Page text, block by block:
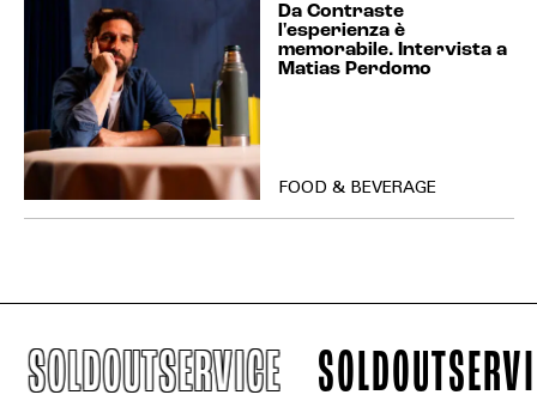
Da Contraste
l'esperienza è
memorabile. Intervista a
Matias Perdomo
FOOD & BEVERAGE
SOLDOUTSERVICE